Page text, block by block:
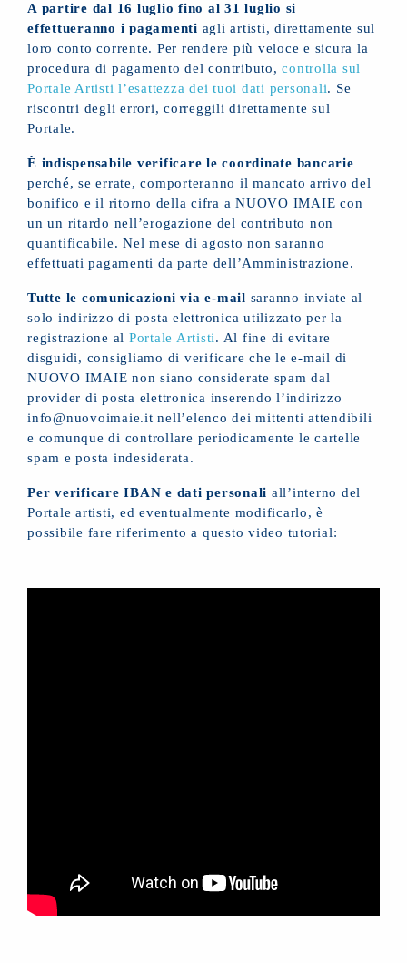
A partire dal 16 luglio fino al 31 luglio si
effettueranno i pagamenti agli artisti, direttamente sul
loro conto corrente. Per rendere più veloce e sicura la
procedura di pagamento del contributo,controlla sul
Portale Artisti l’esattezza dei tuoi dati personali. Se
riscontri degli errori, correggili direttamente sul
Portale.
È indispensabile verificare le coordinate bancarie
perché, se errate, comporteranno il mancato arrivo del
bonifico e il ritorno della cifra a NUOVO IMAIE con
un un ritardo nell’erogazione del contributo non
quantificabile. Nel mese di agosto non saranno
effettuati pagamenti da parte dell’Amministrazione.
Tutte le comunicazioni via e-mail saranno inviate al
solo indirizzo di posta elettronica utilizzato per la
registrazione al Portale Artisti. Al fine di evitare
disguidi, consigliamo di verificare che le e-mail di
NUOVO IMAIE non siano considerate spam dal
provider di posta elettronica inserendo l’indirizzo
info@nuovoimaie.it nell’elenco dei mittenti attendibili
e comunque di controllare periodicamente le cartelle
spam e posta indesiderata.
Per verificare IBAN e dati personali all’interno del
Portale artisti, ed eventualmente modificarlo, è
possibile fare riferimento a questo video tutorial: